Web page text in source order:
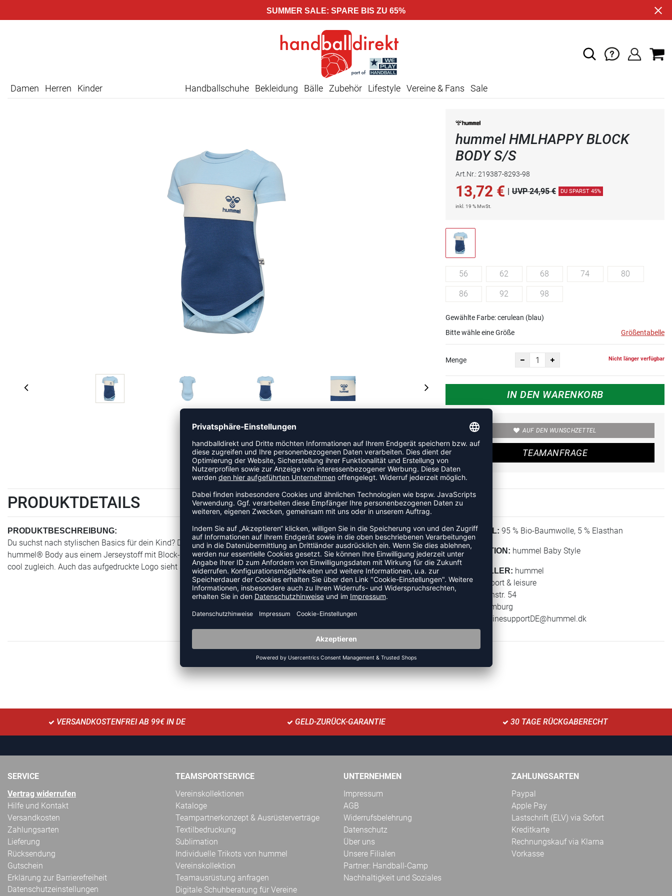
SUMMER SALE: SPARE BIS ZU 65%
Damen Herren Kinder Handballschuhe Bekleidung Bälle Zubehör Lifestyle Vereine & Fans Sale
hummel HMLHAPPY BLOCK
BODY S/S
Art.Nr.: 219387-8293-98
13,72 € | UVP 24,95 € DU SPARST 45%
inkl. 19 % MwSt.
56 62 68 74 80
86 92 98
Gewählte Farbe: cerulean (blau)
Bitte wähle eine Größe
Größentabelle
Menge Nicht länger verfügbar
IN DEN WARENKORB
AUF DEN WUNSCHZETTEL
TEAMANFRAGE
PRODUKTDETAILS
PRODUKTBESCHREIBUNG:
Du suchst nach stylischen Basics für dein Kind? Dann ist die HMLHAPPY BLOCK BODY S/S ein absolutes Must-Have. Dieser
hummel® Body aus einem Jerseystoff mit Block-Print aus einem Baumwollgemisch ist bequem und atmungsaktiv und
cool zugleich. Auch das aufgedruckte Logo sieht super smart aus.
MATERIAL: 95 % Bio-Baumwolle, 5 % Elasthan
KOLLEKTION: hummel Baby Style
HERSTELLER: hummel
hummel sport & leisure
Leverkusenstr. 54
22761 Hamburg
onlinesupportDE@hummel.dk
ZULETZT ANGESEHEN
VERSANDKOSTENFREI AB 99€ IN DE GELD-ZURÜCK-GARANTIE 30 TAGE RÜCKGABERECHT
SERVICE
Vertrag widerrufen
Hilfe und Kontakt
Versandkosten
Zahlungsarten
Lieferung
Rücksendung
Gutschein
Erklärung zur Barrierefreiheit
Datenschutzeinstellungen
TEAMSPORTSERVICE
Vereinskollektionen
Kataloge
Teampartnerkonzept & Ausrüsterverträge
Textilbedruckung
Sublimation
Individuelle Trikots von hummel
Vereinskollektion
Teamausrüstung anfragen
Digitale Schuhberatung für Vereine
UNTERNEHMEN
Impressum
AGB
Widerrufsbelehrung
Datenschutz
Über uns
Unsere Filialen
Partner: Handball-Camp
Nachhaltigkeit und Soziales
ZAHLUNGSARTEN
Paypal
Apple Pay
Lastschrift (ELV) via Sofort
Kreditkarte
Rechnungskauf via Klarna
Vorkasse